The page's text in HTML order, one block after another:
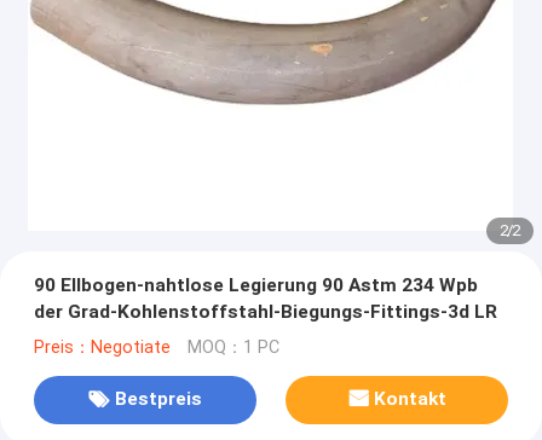
2/2
90 Ellbogen-nahtlose Legierung 90 Astm 234 Wpb
der Grad-Kohlenstoffstahl-Biegungs-Fittings-3d LR
Preis：Negotiate MOQ：1 PC
Bestpreis Kontakt